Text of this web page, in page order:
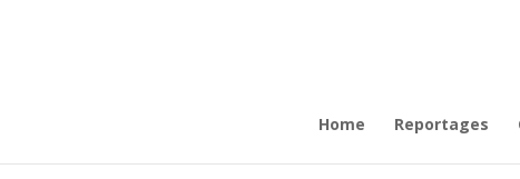
Home Reportages